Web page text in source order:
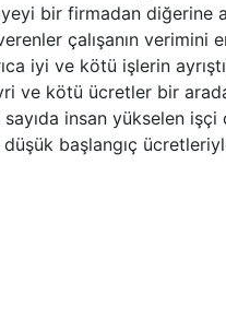
bir firmadan diğerine
çalışanın
iyi ve kötü işlerin
ve kötü ücretler bir arada
insan yükselen işçi
başlangıç